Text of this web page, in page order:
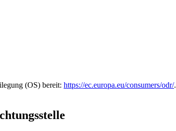
(OS) bereit: https://ec.europa.eu/consumers/odr/.